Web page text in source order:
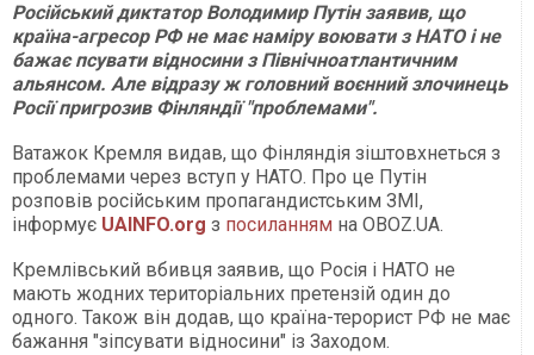
Російський диктатор Володимир Путін заявив, що
країна-агресор РФ не має наміру воювати з НАТО і не
бажає псувати відносини з Північноатлантичним
альянсом. Але відразу ж головний воєнний злочинець
Росії пригрозив Фінляндії "проблемами".
Ватажок Кремля видав, що Фінляндія зіштовхнеться з
проблемами через вступ у НАТО. Про це Путін
розповів російським пропагандистським ЗМІ,
інформує UAINFO.org з посиланням на OBOZ.UA.
Кремлівський вбивця заявив, що Росія і НАТО не
мають жодних територіальних претензій один до
одного. Також він додав, що країна-терорист РФ не має
бажання "зіпсувати відносини" із Заходом.